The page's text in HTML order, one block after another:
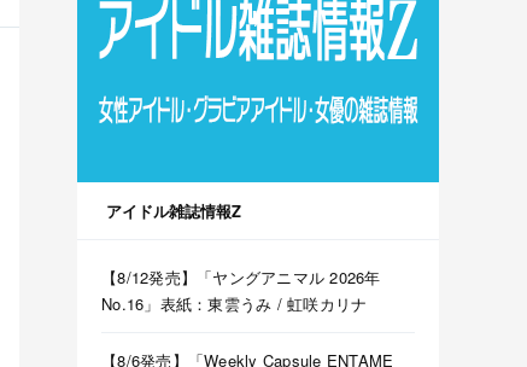
アイドル雑誌情報Z
【8/12発売】「ヤングアニマル 2026年
No.16」表紙：東雲うみ / 虹咲カリナ
【8/6発売】「Weekly Capsule ENTAME